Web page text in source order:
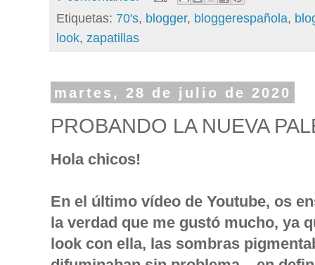
Etiquetas: 70's, blogger, bloggerespañola,
look, zapatillas
martes, 28 de julio de 2020
PROBANDO LA NUEVA
Hola chicos!
En el último vídeo de Youtube, os
la verdad que me gustó mucho, ya
look con ella, las sombras